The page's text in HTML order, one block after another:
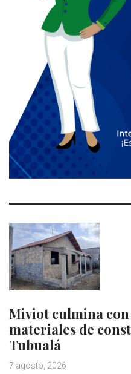
Miviot culmina
materiales de
Tubualá
7 agosto, 2026